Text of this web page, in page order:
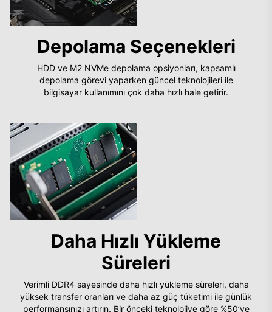
Depolama Seçenekleri
HDD ve M2 NVMe depolama opsiyonları, kapsamlı
depolama görevi yaparken güncel teknolojileri ile
bilgisayar kullanımını çok daha hızlı hale getirir.
Daha Hızlı Yükleme
Süreleri
Verimli DDR4 sayesinde daha hızlı yükleme süreleri, daha
yüksek transfer oranları ve daha az güç tüketimi ile günlük
performansınızı artırın. Bir önceki teknolojiye göre %50’ye